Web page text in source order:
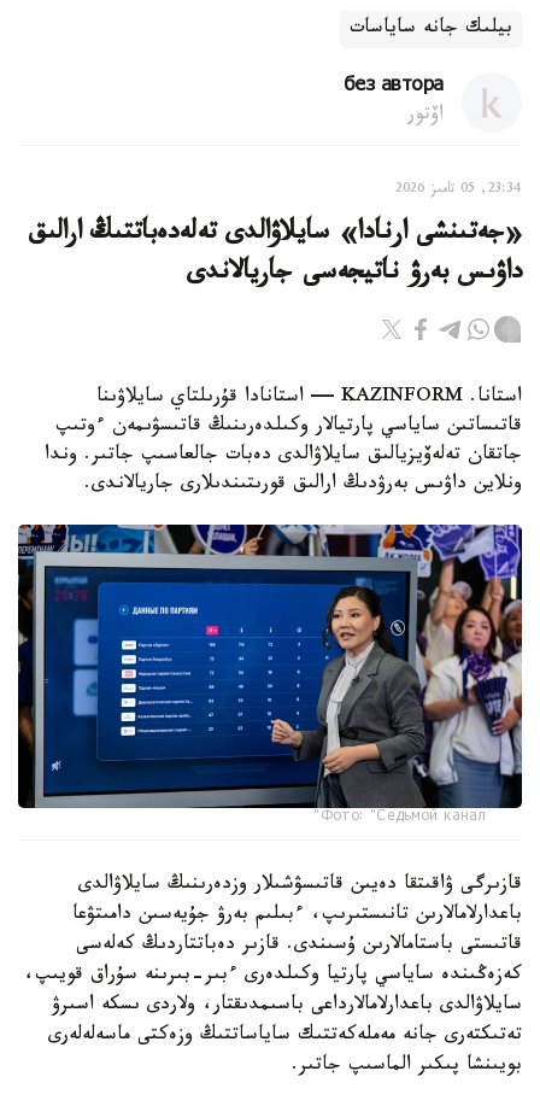
بيلىك جانە ساياسات
без автора
اۆتور
23:34, 05 تامىز 2026
«جەتىنشى ارنادا» سايلاۋالدى تەلەدەباتتىڭ ارالىق
داۋىس بەرۋ ناتيجەسى جاريالاندى
استانا. KAZINFORM — استانادا قۇرىلتاي سايلاۋىنا
قاتىساتىن ساياسي پارتيالار وكىلدەرىنىڭ قاتىسۋىمەن ءوتىپ
جاتقان تەلەۆيزيالىق سايلاۋالدى دەبات جالعاسىپ جاتىر. وندا
ونلاين داۋىس بەرۋدىڭ ارالىق قورىتىندىلارى جاريالاندى.
Фото: "Седьмой канал"
قازىرگى ۋاقىتقا دەيىن قاتىسۋشىلار وزدەرىنىڭ سايلاۋالدى
باعدارلامالارىن تانىستىرىپ، ءبىلىم بەرۋ جۇيەسىن دامىتۋعا
قاتىستى باستامالارىن ۇسىندى. قازىر دەباتتاردىڭ كەلەسى
كەزەڭىندە ساياسي پارتيا وكىلدەرى ءبىر-بىرىنە سۇراق قويىپ،
سايلاۋالدى باعدارلامالارداعى باسىمدىقتار، ولاردى ىسكە اسىرۋ
تەتىكتەرى جانە مەملەكەتتىك ساياساتتىڭ وزەكتى ماسەلەلەرى
بويىنشا پىكىر الماسىپ جاتىر.